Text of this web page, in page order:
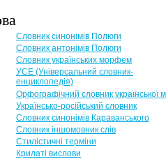
Словник синонімів Полюги
Словник антонімів Полюги
Словник українських морфем
УСЕ (Універсальний словник-
енциклопедія)
Орфографічний словник української
Українсько-російський словник
Словник синонімів Караванського
Словник іншомовник слів
Стилістичні терміни
Крилаті вислови